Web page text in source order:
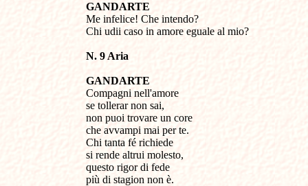
GANDARTE
Me infelice! Che intendo?
Chi udii caso in amore eguale al mio?
N. 9 Aria
GANDARTE
Compagni nell'amore
se tollerar non sai,
non puoi trovare un core
che avvampi mai per te.
Chi tanta fé richiede
si rende altrui molesto,
questo rigor di fede
più di stagion non è.